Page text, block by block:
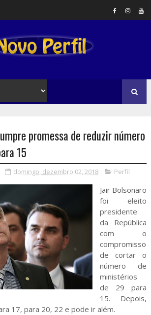
promessa de reduzir número
15
domingo, dezembro 02, 2018 Perfil
Jair Bolsonaro
foi eleito
presidente
da República
com o
compromisso
de cortar o
número de
ministérios
de 29 para
15. Depois,
17, para 20, 22 e pode ir além.